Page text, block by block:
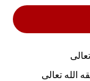
الله تعالى